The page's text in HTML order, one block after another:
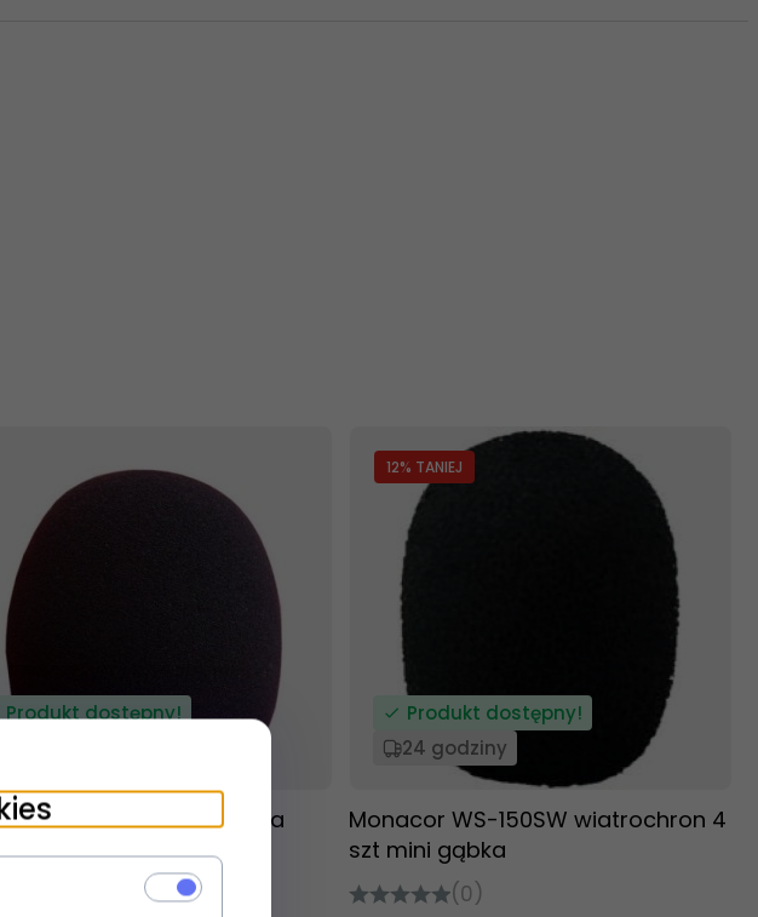
Produkt dostępny!
001 Czarna gąbka na
12% TANIEJ
Produkt dostępny!
24 godziny
Monacor WS-150SW wiatrochron 4
szt mini gąbka
(0)